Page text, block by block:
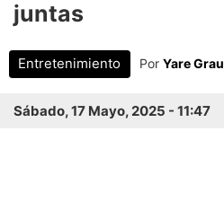
juntas
Entretenimiento Por Yare Grau
Sábado, 17 Mayo, 2025 - 11:47